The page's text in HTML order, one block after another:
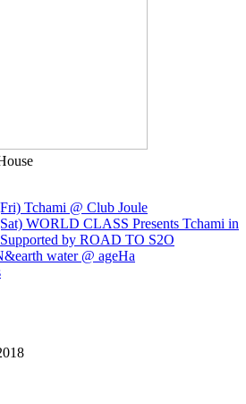
Tchami @ Club Joule
WORLD CLASS Presents Tchami in
by ROAD TO S2O
water @ ageHa